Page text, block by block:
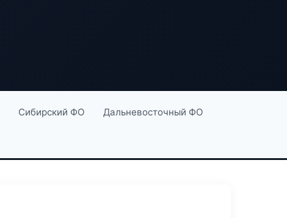
Сибирский ФО Дальневосточный ФО